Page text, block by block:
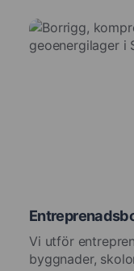
Vi utför
byggnader,